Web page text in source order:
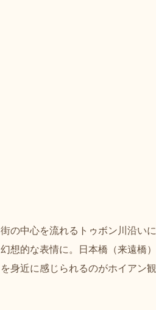
街の中心を流れるトゥボン川沿い
幻想的な表情に。日本橋（来遠橋
を身近に感じられるのがホイアン